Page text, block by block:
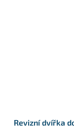
Revizní dvířka